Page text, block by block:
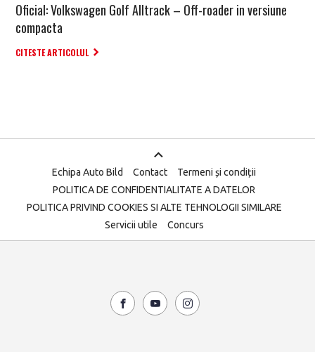
Oficial: Volkswagen Golf Alltrack – Off-roader in versiune
compacta
CITESTE ARTICOLUL
Echipa Auto Bild Contact
Termeni și condiții
POLITICA DE CONFIDENTIALITATE A DATELOR
POLITICA PRIVIND COOKIES SI ALTE TEHNOLOGII SIMILARE
Servicii utile
Concurs